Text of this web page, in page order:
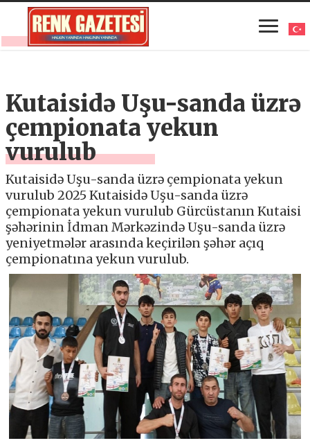
Kutaisidə Uşu-sanda üzrə
çempionata yekun
vurulub
Kutaisidə Uşu-sanda üzrə çempionata yekun
vurulub 2025 Kutaisidə Uşu-sanda üzrə
çempionata yekun vurulub Gürcüstanın Kutaisi
şəhərinin İdman Mərkəzində Uşu-sanda üzrə
yeniyetmələr arasında keçirilən şəhər açıq
çempionatına yekun vurulub.